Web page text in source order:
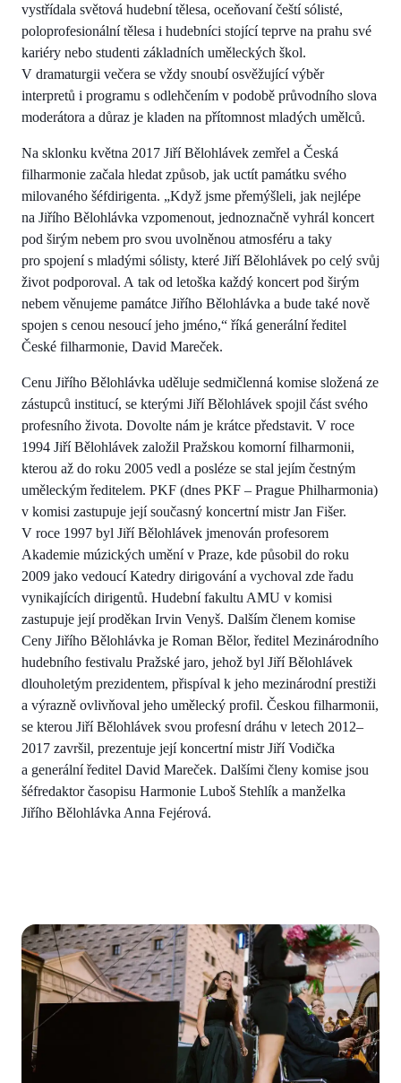
vystřídala světová hudební tělesa, oceňovaní čeští sólisté,
poloprofesionální tělesa i hudebníci stojící teprve na prahu své
kariéry nebo studenti základních uměleckých škol.
V dramaturgii večera se vždy snoubí osvěžující výběr
interpretů i programu s odlehčením v podobě průvodního slova
moderátora a důraz je kladen na přítomnost mladých umělců.
Na sklonku května 2017 Jiří Bělohlávek zemřel a Česká
filharmonie začala hledat způsob, jak uctít památku svého
milovaného šéfdirigenta. „Když jsme přemýšleli, jak nejlépe
na Jiřího Bělohlávka vzpomenout, jednoznačně vyhrál koncert
pod širým nebem pro svou uvolněnou atmosféru a taky
pro spojení s mladými sólisty, které Jiří Bělohlávek po celý svůj
život podporoval. A tak od letoška každý koncert pod širým
nebem věnujeme památce Jiřího Bělohlávka a bude také nově
spojen s cenou nesoucí jeho jméno,“ říká generální ředitel
České filharmonie, David Mareček.
Cenu Jiřího Bělohlávka uděluje sedmičlenná komise složená ze
zástupců institucí, se kterými Jiří Bělohlávek spojil část svého
profesního života. Dovolte nám je krátce představit. V roce
1994 Jiří Bělohlávek založil Pražskou komorní filharmonii,
kterou až do roku 2005 vedl a posléze se stal jejím čestným
uměleckým ředitelem. PKF (dnes PKF – Prague Philharmonia)
v komisi zastupuje její současný koncertní mistr Jan Fišer.
V roce 1997 byl Jiří Bělohlávek jmenován profesorem
Akademie múzických umění v Praze, kde působil do roku
2009 jako vedoucí Katedry dirigování a vychoval zde řadu
vynikajících dirigentů. Hudební fakultu AMU v komisi
zastupuje její proděkan Irvin Venyš. Dalším členem komise
Ceny Jiřího Bělohlávka je Roman Bělor, ředitel Mezinárodního
hudebního festivalu Pražské jaro, jehož byl Jiří Bělohlávek
dlouholetým prezidentem, přispíval k jeho mezinárodní prestiži
a výrazně ovlivňoval jeho umělecký profil. Českou filharmonii,
se kterou Jiří Bělohlávek svou profesní dráhu v letech 2012–
2017 završil, prezentuje její koncertní mistr Jiří Vodička
a generální ředitel David Mareček. Dalšími členy komise jsou
šéfredaktor časopisu Harmonie Luboš Stehlík a manželka
Jiřího Bělohlávka Anna Fejérová.